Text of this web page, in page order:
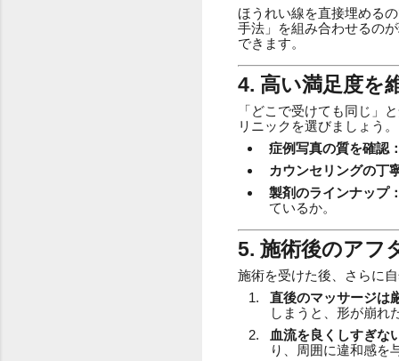
ほうれい線を直接埋める
手法」を組み合わせるの
できます。
4. 高い満足度を
「どこで受けても同じ」
リニックを選びましょう。
症例写真の質を確認
カウンセリングの丁
製剤のラインナップ
ているか。
5. 施術後のアフ
施術を受けた後、さらに
直後のマッサージは
しまうと、形が崩れ
血流を良くしすぎな
り、周囲に違和感を